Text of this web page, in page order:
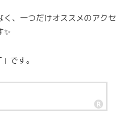
く、一つだけオススメのアクセ
✨
です。